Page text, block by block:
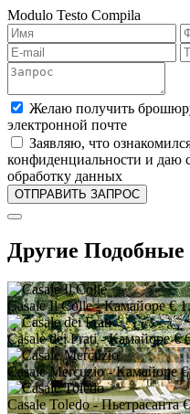
Modulo Testo Compila
Желаю получить
электронной почте
Заявляю, что
конфиденциальности и даю
обработку данных
Другие
Casale Il Colle- Камайоре €
Casale dei Frati- Камайоре €
Casale Mercuzio- Камайоре
Casale Toledo- Пьетрасанта